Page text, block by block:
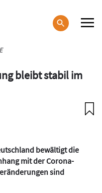
bleibt stabil im
bewältigt die
mit der Corona-
sind